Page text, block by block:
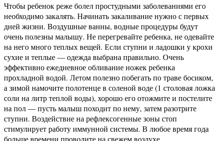
Чтобы ребенок реже болел простудными заболеваниями его
необходимо закалять. Начинать закаливание нужно с первых
дней жизни. Воздушные ванны, водные процедуры будут
очень полезны малышу. Не перегревайте ребенка, не одевайте
на него много теплых вещей. Если ступни и ладошки у крохи
сухие и теплые — одежда выбрана правильно. Очень
эффективно ежедневное обливание ножек ребенка
прохладной водой. Летом полезно побегать по траве босиком,
а зимой намочите полотенце в соленой воде (1 столовая ложка
соли на литр теплой воды), хорошо его отожмите и постелите
на пол — пусть малыш походит по нему, затем разотрите
ступни. Воздействие на рефлексогенные зоны стоп
стимулирует работу иммунной системы. В любое время года
больше времени проводите на свежем воздухе.